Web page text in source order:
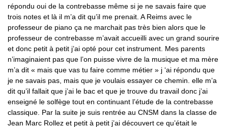
répondu oui de la contrebasse même si je ne savais faire que
trois notes et là il m’a dit qu’il me prenait. A Reims avec le
professeur de piano ça ne marchait pas très bien alors que le
professeur de contrebasse m’avait accueilli avec un grand sourire
et donc petit à petit j’ai opté pour cet instrument. Mes parents
n’imaginaient pas que l’on puisse vivre de la musique et ma mère
m’a dit « mais que vas tu faire comme métier » j ‘ai répondu que
je ne savais pas, mais que je voulais essayer ce chemin. elle m’a
dit qu’il fallait que j’ai le bac et que je trouve du travail donc j’ai
enseigné le solfège tout en continuant l’étude de la contrebasse
classique. Par la suite je suis rentrée au CNSM dans la classe de
Jean Marc Rollez et petit à petit j’ai découvert ce qu’était le